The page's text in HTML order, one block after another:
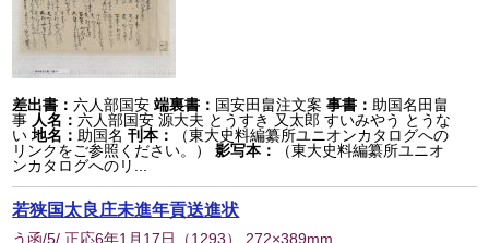
差出書：六人部国安 端裏書： 国安田畠注文案 事書： 助国名田畠
事 人名：六人部国安 源大夫 とうすき 又太郎 すいみやう とうな
い 地名： 助国名 刊本：
（東大史料編纂所ユニオンカタログへの
リンクをご参照ください。）
影写本：
（東大史料編纂所ユニオ
ンカタログへのリ...
若狭国太良庄未進年貢送進状
う函/5/ 正応6年1月17日 （1293） 272×389mm